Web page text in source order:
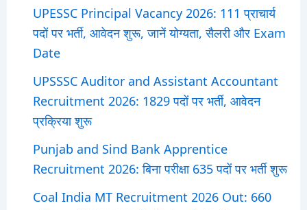
UPESSC Principal Vacancy 2026: 111 प्राचार्य
पदों पर भर्ती, आवेदन शुरू, जानें योग्यता, सैलरी और Exam
Date
UPSSSC Auditor and Assistant Accountant
Recruitment 2026: 1829 पदों पर भर्ती, आवेदन
प्रक्रिया शुरू
Punjab and Sind Bank Apprentice
Recruitment 2026: बिना परीक्षा 635 पदों पर भर्ती शुरू
Coal India MT Recruitment 2026 Out: 660